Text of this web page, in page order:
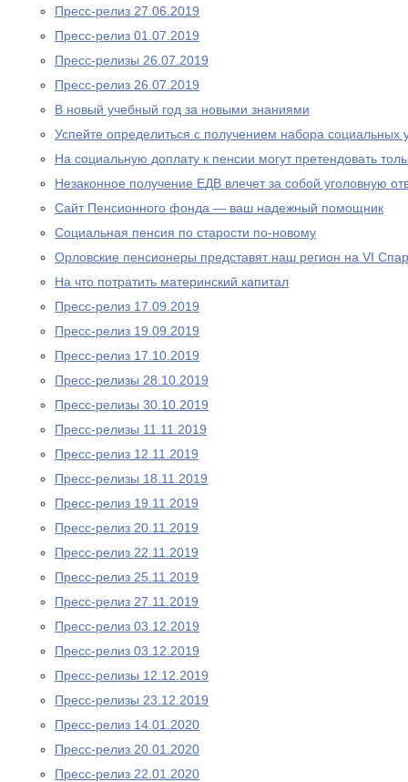
Пресс-релиз 27.06.2019
Пресс-релиз 01.07.2019
Пресс-релизы 26.07.2019
Пресс-релиз 26.07.2019
В новый учебный год за новыми знаниями
Успейте определиться с получением набора социальных
На социальную доплату к пенсии могут претендовать
Незаконное получение ЕДВ влечет за собой уголовную
Сайт Пенсионного фонда — ваш надежный помощник
Социальная пенсия по старости по-новому
Орловские пенсионеры представят наш регион на VI
На что потратить материнский капитал
Пресс-релиз 17.09.2019
Пресс-релиз 19.09.2019
Пресс-релиз 17.10.2019
Пресс-релизы 28.10.2019
Пресс-релизы 30.10.2019
Пресс-релизы 11.11.2019
Пресс-релиз 12.11.2019
Пресс-релизы 18.11.2019
Пресс-релиз 19.11.2019
Пресс-релиз 20.11.2019
Пресс-релиз 22.11.2019
Пресс-релиз 25.11.2019
Пресс-релиз 27.11.2019
Пресс-релиз 03.12.2019
Пресс-релиз 03.12.2019
Пресс-релизы 12.12.2019
Пресс-релизы 23.12.2019
Пресс-релиз 14.01.2020
Пресс-релиз 20.01.2020
Пресс-релиз 22.01.2020